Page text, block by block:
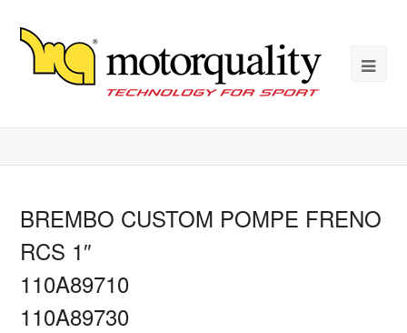
BREMBO CUSTOM POMPE FRENO
RCS 1″
110A89710
110A89730